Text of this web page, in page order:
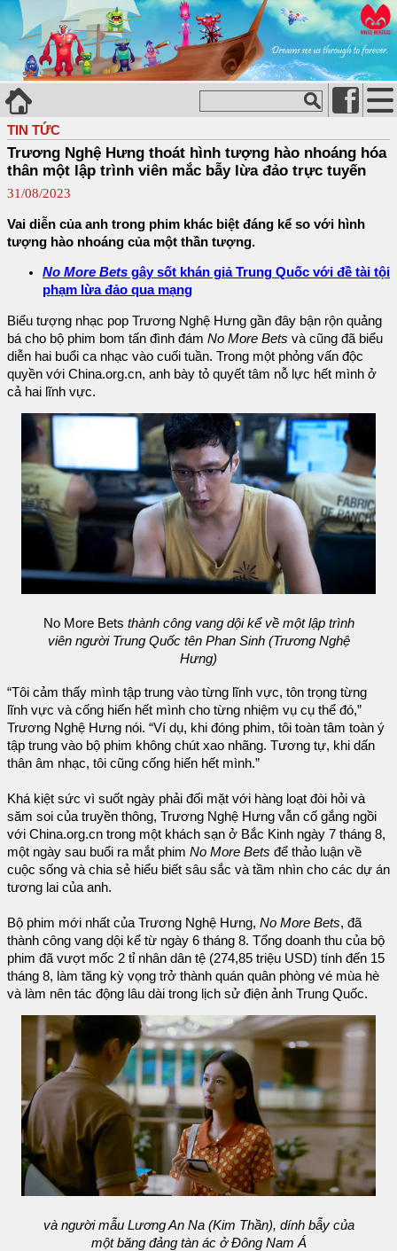
TIN TỨC
Trương Nghệ Hưng thoát hình tượng hào nhoáng hóa
thân một lập trình viên mắc bẫy lừa đảo trực tuyến
31/08/2023
Vai diễn của anh trong phim khác biệt đáng kể so với hình
tượng hào nhoáng của một thần tượng.
No More Bets gây sốt khán giả Trung Quốc với đề tài tội
phạm lừa đảo qua mạng
Biểu tượng nhạc pop Trương Nghệ Hưng gần đây bận rộn quảng
bá cho bộ phim bom tấn đình đám No More Bets và cũng đã biểu
diễn hai buổi ca nhạc vào cuối tuần. Trong một phỏng vấn độc
quyền với China.org.cn, anh bày tỏ quyết tâm nỗ lực hết mình ở
cả hai lĩnh vực.
No More Bets thành công vang dội kể về một lập trình
viên người Trung Quốc tên Phan Sinh (Trương Nghệ
Hưng)
“Tôi cảm thấy mình tập trung vào từng lĩnh vực, tôn trọng từng
lĩnh vực và cống hiến hết mình cho từng nhiệm vụ cụ thể đó,”
Trương Nghệ Hưng nói. “Ví dụ, khi đóng phim, tôi toàn tâm toàn ý
tập trung vào bộ phim không chút xao nhãng. Tương tự, khi dấn
thân âm nhạc, tôi cũng cống hiến hết mình.”
Khá kiệt sức vì suốt ngày phải đối mặt với hàng loạt đòi hỏi và
săm soi của truyền thông, Trương Nghệ Hưng vẫn cố gắng ngồi
với China.org.cn trong một khách sạn ở Bắc Kinh ngày 7 tháng 8,
một ngày sau buổi ra mắt phim No More Bets để thảo luận về
cuộc sống và chia sẻ hiểu biết sâu sắc và tầm nhìn cho các dự án
tương lai của anh.
Bộ phim mới nhất của Trương Nghệ Hưng, No More Bets, đã
thành công vang dội kể từ ngày 6 tháng 8. Tổng doanh thu của bộ
phim đã vượt mốc 2 tỉ nhân dân tệ (274,85 triệu USD) tính đến 15
tháng 8, làm tăng kỳ vọng trở thành quán quân phòng vé mùa hè
và làm nên tác động lâu dài trong lịch sử điện ảnh Trung Quốc.
và người mẫu Lương An Na (Kim Thần), dính bẫy của
một băng đảng tàn ác ở Đông Nam Á